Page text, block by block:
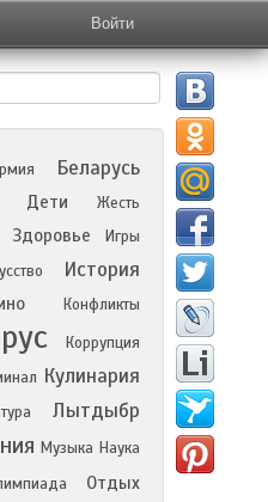
Войти
Беларусь
Дети
Жесть
Здоровье Игры
История
Конфликты
Коррупция
Кулинария
Лытдыбр
Музыка Наука
Отдых